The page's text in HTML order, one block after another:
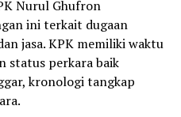
Nurul Ghufron
ini terkait dugaan
jasa. KPK memiliki waktu
status perkara baik
kronologi tangkap